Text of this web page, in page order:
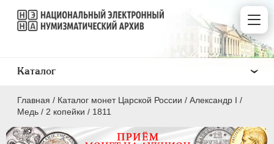
Главная / Каталог монет Царской России / Александр I /
Медь / 2 копейки / 1811
Каталог